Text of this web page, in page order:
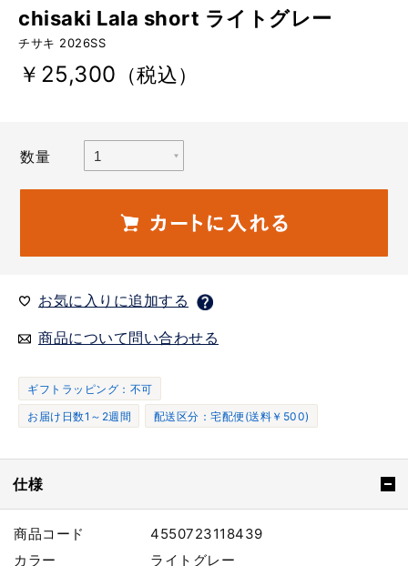
chisaki Lala short ライトグレー
チサキ 2026SS
￥25,300 （税込）
数量
お気に入りに追加する
商品について問い合わせる
ギフトラッピング：不可
お届け日数1～2週間
配送区分：宅配便(送料￥500)
仕様
商品コード
4550723118439
カラー
ライトグレー